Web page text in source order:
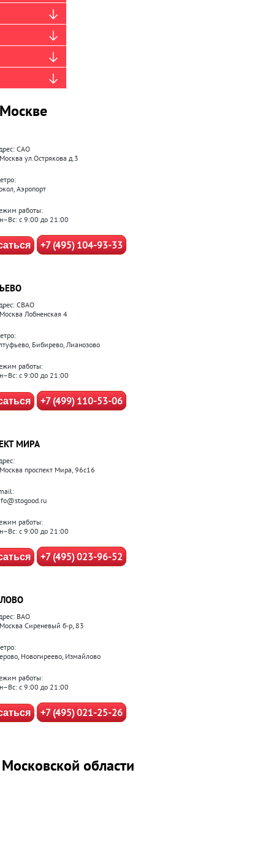
САО
Москва ул.Острякова д.3
Аэропорт
работы:
с 9:00 до 21:00
+7 (495) 104-93-33
СВАО
Москва Лобненская 4
Бибирево, Лианозово
работы:
с 9:00 до 21:00
+7 (499) 110-53-06
МИРА
Москва проспект Мира, 96с16
работы:
с 9:00 до 21:00
+7 (495) 023-96-52
ВАО
Москва Сиреневый б-р, 83
Новогиреево, Измайлово
работы:
с 9:00 до 21:00
+7 (495) 021-25-26
области